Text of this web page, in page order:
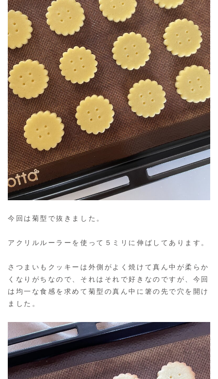
今回は菊型で抜きました。
アクリルルーラーを使って５ミリに伸ばしてあります。
さつまいもクッキーは外側がよく焼けて真ん中が柔らか
くなりがちなので、それはそれで好きなのですが、今回
は均一な食感を求めて菊型の真ん中に箸の先で穴を開け
ました。